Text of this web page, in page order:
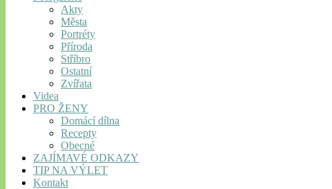
Akty
Města
Portréty
Příroda
Stříbro
Ostatní
Zvířata
Videa
PRO ŽENY
Domácí dílna
Recepty
Obecné
ZAJÍMAVÉ ODKAZY
TIP NA VÝLET
Kontakt